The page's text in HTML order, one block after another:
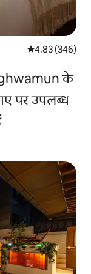
औसत रेटिंग 5 में से
4.83 (346)
के
पर उपलब्ध